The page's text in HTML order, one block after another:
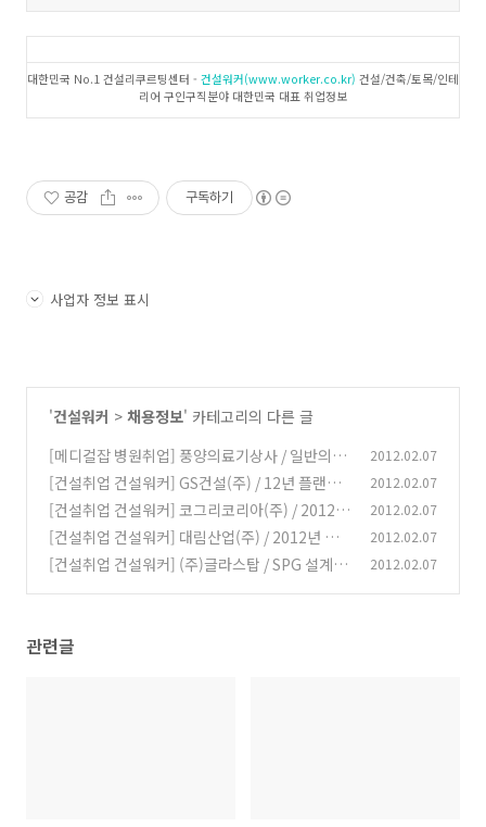
대한민국 No.1 건설리쿠르팅센터 - 건설워커(www.worker.co.kr) 건설/건축/토목/인테
리어 구인구직분야 대한민국 대표 취업정보
공감 구독하기
사업자 정보 표시
'건설워커 > 채용정보' 카테고리의 다른 글
[메디컬잡 병원취업] 풍양의료기상사 / 일반의.
가정전문의/일반외과/한의사 초빙 / 마감일 : 채
용시 (0)
2012.02.07
[건설취업 건설워커] GS건설(주) / 12년 플랜트
구매지원 경력사원 모집 / 마감일 : 02/24
(0)
2012.02.07
[건설취업 건설워커] 코그리코리아(주) / 2012년
상반기 경력사원 모집 / 마감일 : 채용시
(0)
2012.02.07
[건설취업 건설워커] 대림산업(주) / 2012년 플
랜트 경력사원 채용 / 마감일 : 02/17
(0)
2012.02.07
[건설취업 건설워커] (주)글라스탑 / SPG 설계 및
2012.02.07
관련글